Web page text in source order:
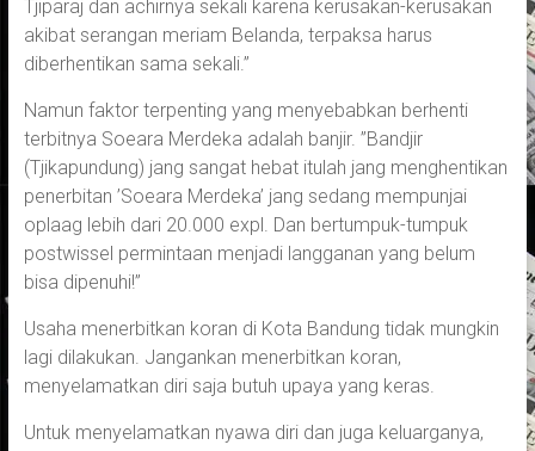
Tjiparaj dan achirnya sekali karena kerusakan-kerusakan
akibat serangan meriam Belanda, terpaksa harus
diberhentikan sama sekali.”
Namun faktor terpenting yang menyebabkan berhenti
terbitnya Soeara Merdeka adalah banjir. ”Bandjir
(Tjikapundung) jang sangat hebat itulah jang menghentikan
penerbitan ’Soeara Merdeka’ jang sedang mempunjai
oplaag lebih dari 20.000 expl. Dan bertumpuk-tumpuk
postwissel permintaan menjadi langganan yang belum
bisa dipenuhi!”
Usaha menerbitkan koran di Kota Bandung tidak mungkin
lagi dilakukan. Jangankan menerbitkan koran,
menyelamatkan diri saja butuh upaya yang keras.
Untuk menyelamatkan nyawa diri dan juga keluarganya,